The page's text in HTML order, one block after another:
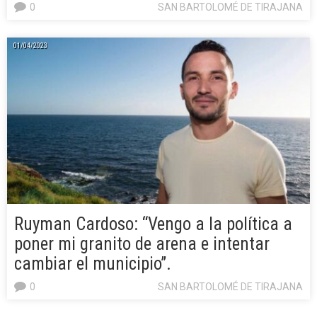
SAN BARTOLOMÉ DE TIRAJANA
0
01/04/2023
Ruyman Cardoso: “Vengo a la política a
poner mi granito de arena e intentar
cambiar el municipio”.
SAN BARTOLOMÉ DE TIRAJANA
0